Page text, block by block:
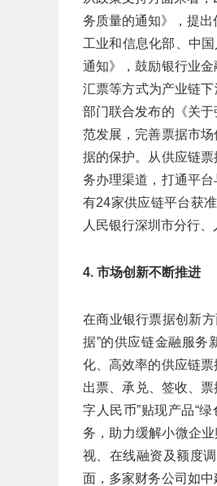
务质量的通知》，提
工业和信息化部、中
通知》，鼓励银行业
汇票等方式为产业链
部门联合发布的《关
范发展，完善票据市
据的保护。从供应链
务办理渠道，打通平
有24家供应链平台获
人民银行深圳市分行
4. 市场创新不断推进
在商业银行票据创新
据”的供应链金融服务
化、高效率的供应链
出票、承兑、签收、
字人民币”贴现产品“
务，助力缓解小微企
视、在线融资及额度
面，多家财务公司如